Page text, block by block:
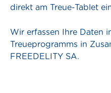
direkt am Treue-Tablet
Wir erfassen Ihre Daten
Treueprogramms in
FREEDELITY SA.